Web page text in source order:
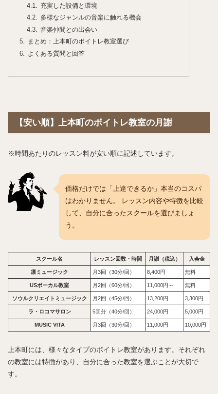
充実した設備と環境
多様なジャンルの音楽に触れる機会
音楽仲間との出会い
まとめ：上本町のボイトレ教室選び
よくある質問と回答
【安い順】上本町のボイトレ教室の月謝
※時間あたりのレッスン料が安い順に記述しています。
価格だけでは「上達できるか」本当のコスパ
はわかりません。 レッスン内容や特徴を比較
して、自分に合ったスクールを選びましょ
う。
スクール名 レッスン回数・時間 月謝（税込） 入会金
凛ミュージック 月3回（30分/回） 8,400円 無料
USボーカル教室 月2回（60分/回） 11,000円～ 無料
ソウルクリエイトミュージック 月2回（45分/回） 13,200円 3,300円
ラ・ロコマサロン 5回分（40分/回） 24,000円 5,000円
MUSIC VITA 月3回（30分/回） 11,000円 10,000円
上本町には、様々なタイプのボイトレ教室があります。それぞれ
の教室には特徴があり、自分に合った教室を選ぶことが大切で
す。